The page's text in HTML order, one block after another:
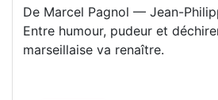
De Marcel Pagnol — Jean-
Entre humour, pudeur et
marseillaise va renaître.